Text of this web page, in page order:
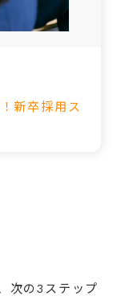
新卒採用ス
次の3ステップ